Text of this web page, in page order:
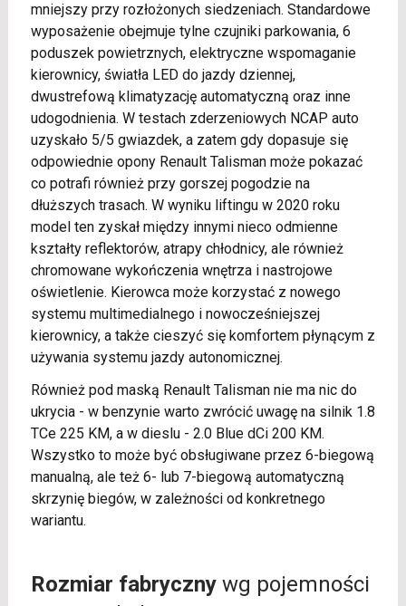
mniejszy przy rozłożonych siedzeniach. Standardowe
wyposażenie obejmuje tylne czujniki parkowania, 6
poduszek powietrznych, elektryczne wspomaganie
kierownicy, światła LED do jazdy dziennej,
dwustrefową klimatyzację automatyczną oraz inne
udogodnienia. W testach zderzeniowych NCAP auto
uzyskało 5/5 gwiazdek, a zatem gdy dopasuje się
odpowiednie opony Renault Talisman może pokazać
co potrafi również przy gorszej pogodzie na
dłuższych trasach. W wyniku liftingu w 2020 roku
model ten zyskał między innymi nieco odmienne
kształty reflektorów, atrapy chłodnicy, ale również
chromowane wykończenia wnętrza i nastrojowe
oświetlenie. Kierowca może korzystać z nowego
systemu multimedialnego i nowocześniejszej
kierownicy, a także cieszyć się komfortem płynącym z
używania systemu jazdy autonomicznej.
Również pod maską Renault Talisman nie ma nic do
ukrycia - w benzynie warto zwrócić uwagę na silnik 1.8
TCe 225 KM, a w dieslu - 2.0 Blue dCi 200 KM.
Wszystko to może być obsługiwane przez 6-biegową
manualną, ale też 6- lub 7-biegową automatyczną
skrzynię biegów, w zależności od konkretnego
wariantu.
Rozmiar fabrycznywg pojemności